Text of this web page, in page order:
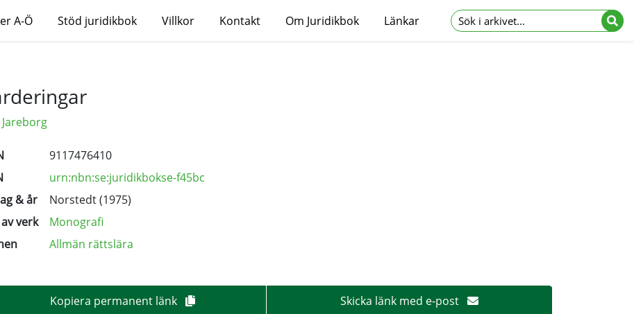
A-Ö Stöd juridikbok Villkor Kontakt Om Juridikbok Länkar
9117476410
urn:nbn:se:juridikbokse-f45bc
& år
Norstedt (1975)
verk
Monografi
Allmän rättslära
Kopiera permanent länk Skicka länk med e-post